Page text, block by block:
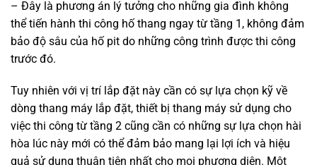
– Đây là phương án lý tưởng cho những gia đình không
thể tiến hành thi công hố thang ngay từ tầng 1, không đảm
bảo độ sâu của hố pit do những công trình được thi công
trước đó.
Tuy nhiên với vị trí lắp đặt này cần có sự lựa chọn kỹ về
dòng thang máy lắp đặt, thiết bị thang máy sử dụng cho
việc thi công từ tầng 2 cũng cần có những sự lựa chọn hài
hòa lúc này mới có thể đảm bảo mang lại lợi ích và hiệu
quả sử dụng thuận tiện nhất cho mọi phương diện. Một